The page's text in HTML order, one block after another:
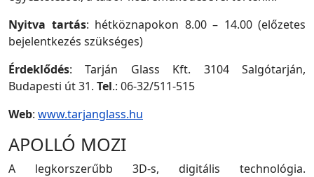
Nyitva tartás: hétköznapokon 8.00 – 14.00 (előzetes
bejelentkezés szükséges)
Érdeklődés: Tarján Glass Kft. 3104 Salgótarján,
Budapesti út 31. Tel.: 06-32/511-515
Web: www.tarjanglass.hu
APOLLÓ MOZI
A legkorszerűbb 3D-s, digitális technológia.